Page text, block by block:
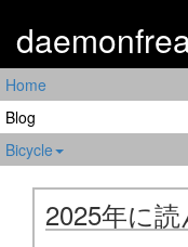
Home
Blog
Bicycle
2025年に